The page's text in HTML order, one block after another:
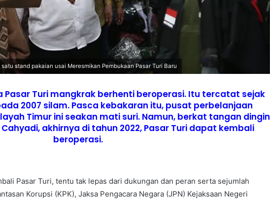
stand pakaian usai Meresmikan Pembukaan Pasar Turi Baru
Pasar Turi mangkrak berhenti beroperasi. Itu tercatat sejak
2007 silam. Pasca kebakaran itu, pusat perbelanjaan
Timur ini seakan mati suri. Namun, berkat tangan dingin
akhirnya di tahun 2022, Pasar Turi dapat kembali
beroperasi.
Pasar Turi, tentu tak lepas dari dukungan dan peran serta sejumlah
Korupsi (KPK), Jaksa Pengacara Negara (JPN) Kejaksaan Negeri